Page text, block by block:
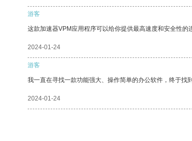
游客
这款加速器VPM应用程序可以给你提供最高速度和安全性的
2024-01-24
游客
我一直在寻找一款功能强大、操作简单的办公软件，终于找
2024-01-24